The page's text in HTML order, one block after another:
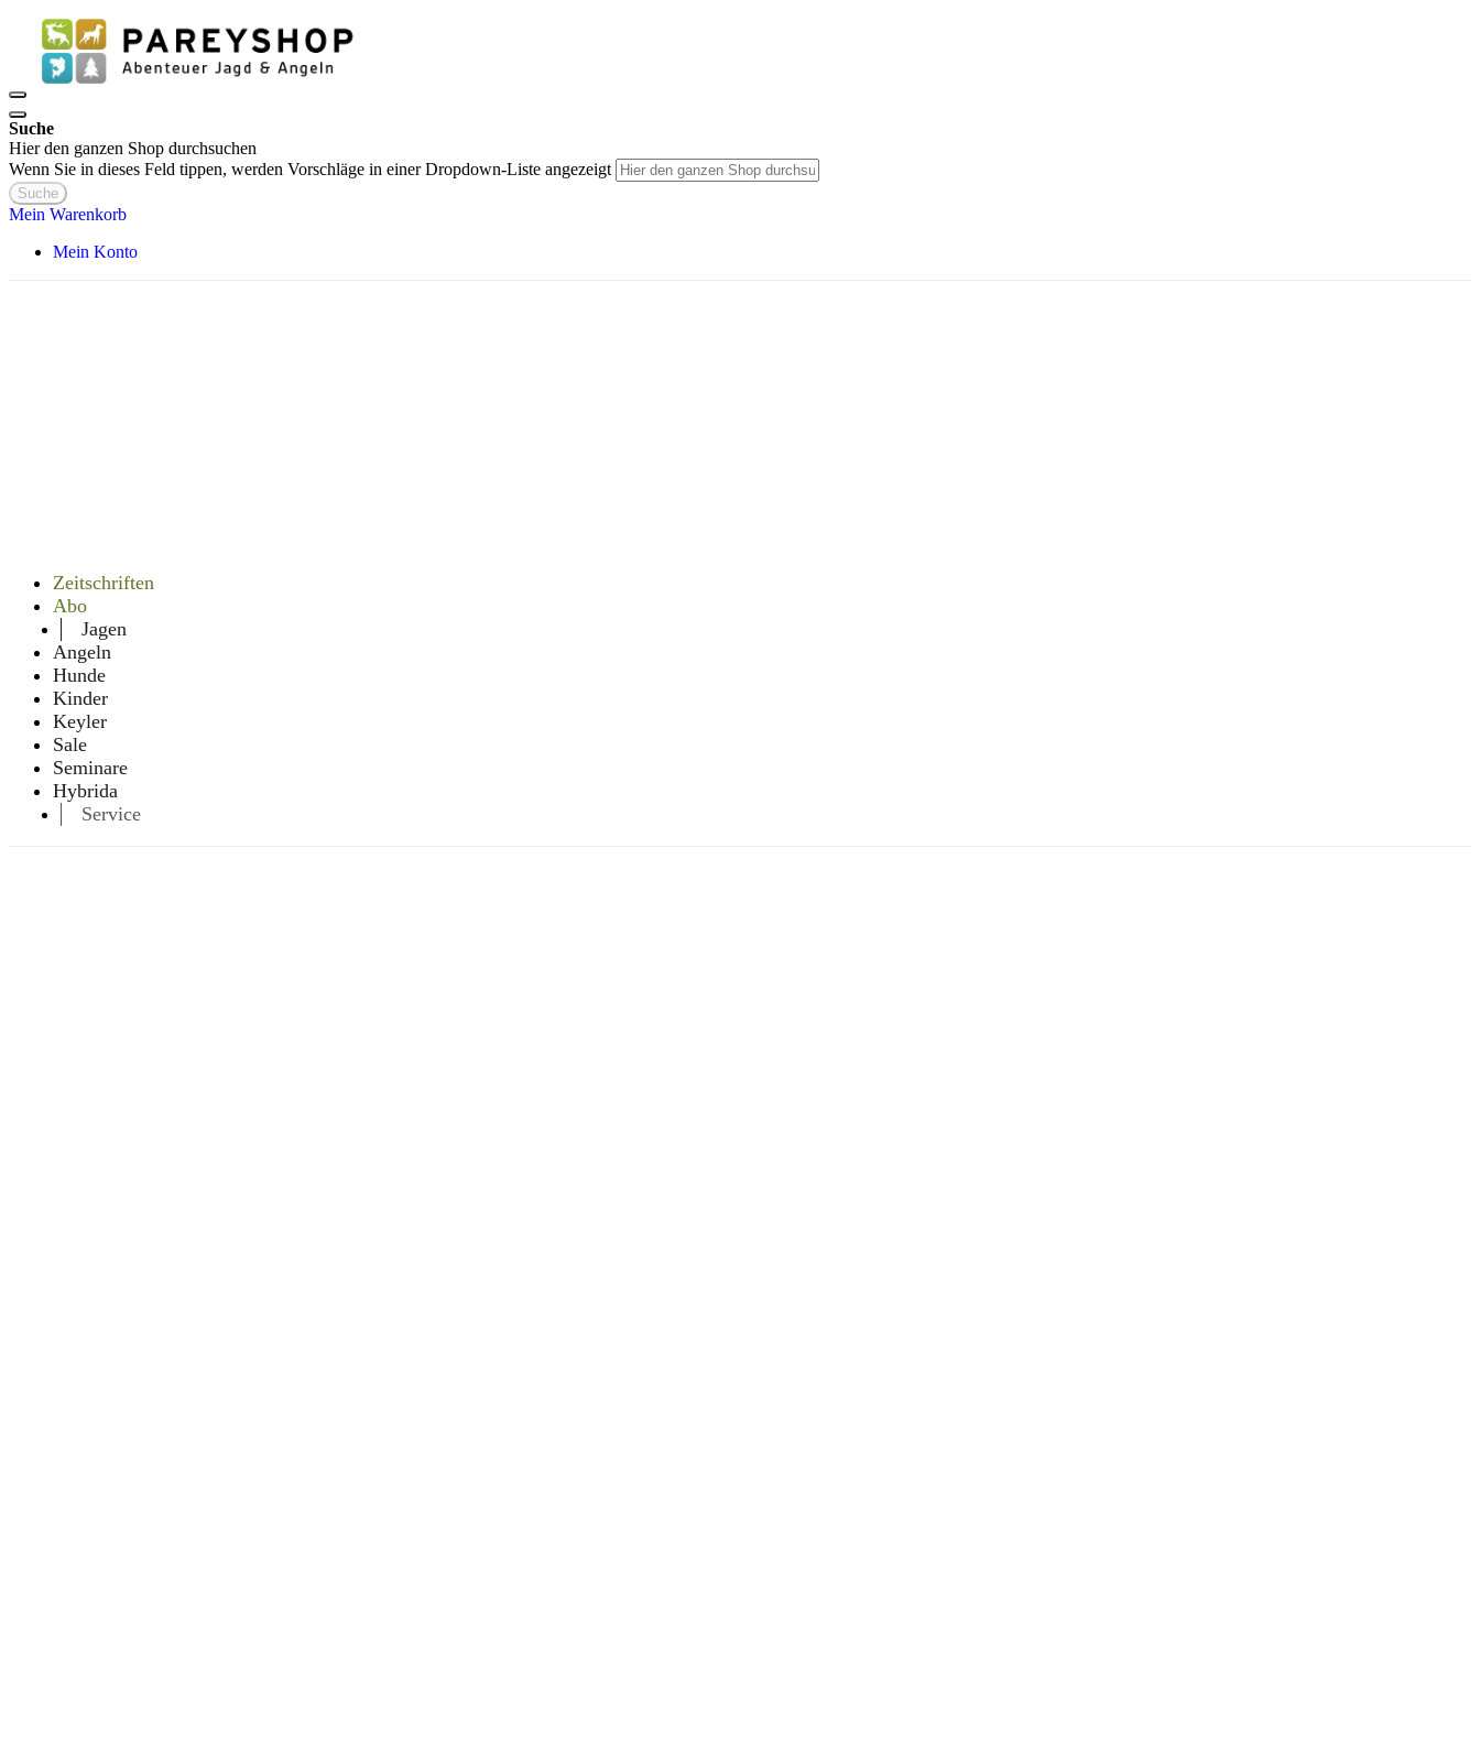
Suche
Hier den ganzen Shop durchsuchen
Wenn Sie in dieses Feld tippen, werden Vorschläge in einer Dropdown-Liste angezeigt
Suche
Mein Warenkorb
Mein Konto
Zeitschriften
Abo
Jagen
Angeln
Hunde
Kinder
Keyler
Sale
Seminare
Hybrida
Service